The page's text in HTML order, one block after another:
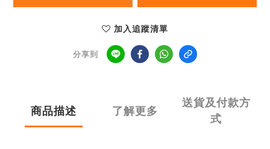
加入追蹤清單
分享到
商品描述 了解更多
送貨及付款方
式